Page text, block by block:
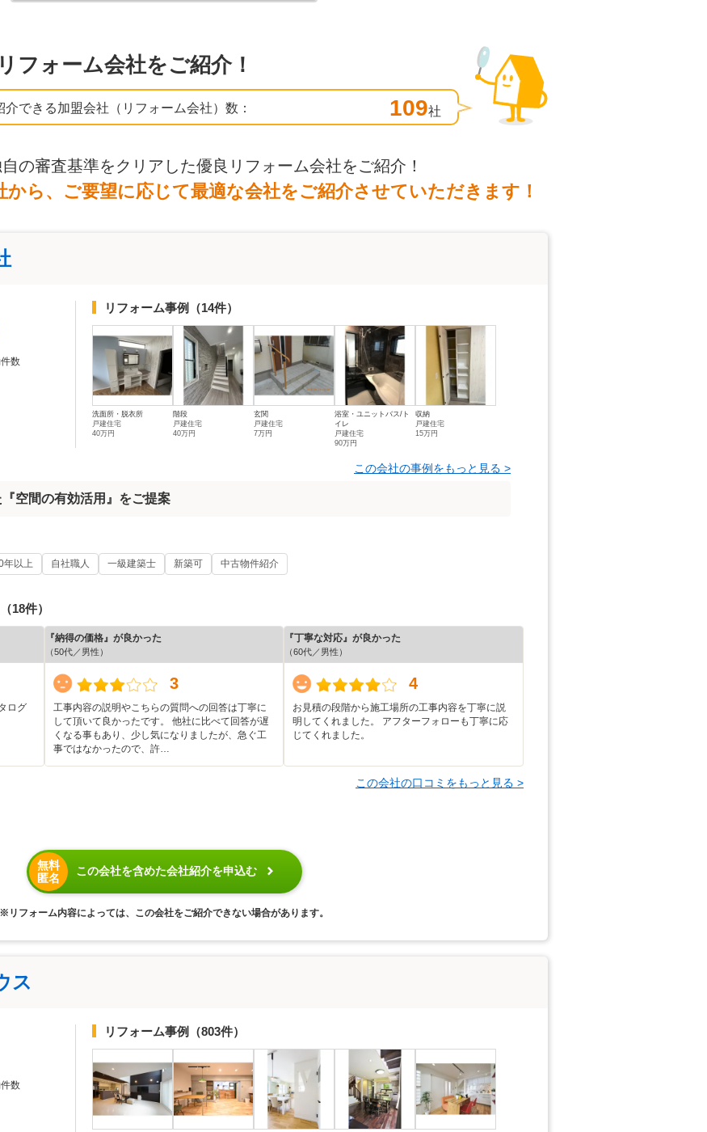
フォーム会社をご紹介！
できる加盟会社（リフォーム会社）数： 109社
の審査基準をクリアした優良リフォーム会社をご紹介！
ら、ご要望に応じて最適な会社をご紹介させていただきます！
数
リフォーム事例 （14件）
洗面所・脱衣所
戸建住宅
40万円
階段
戸建住宅
40万円
玄関
戸建住宅
7万円
浴室・ユニットバス/ト
イレ
戸建住宅
90万円
収納
戸建住宅
15万円
この会社の事例をもっと見る >
空間の有効活用』をご提案
年以上 自社職人 一級建築士 新築可 中古物件紹介
（18件）
ログ
『納得の価格』が良かった
（50代／男性）
3
工事内容の説明やこちらの質問への回答は丁寧に
して頂いて良かったです。 他社に比べて回答が遅
くなる事もあり、少し気になりましたが、急ぐ工
事ではなかったので、許…
『丁寧な対応』が良かった
（60代／男性）
4
お見積の段階から施工場所の工事内容を丁寧に説
明してくれました。 アフターフォローも丁寧に応
じてくれました。
この会社の口コミをもっと見る >
無料
匿名
この会社を含めた会社紹介を申込む
※リフォーム内容によっては、この会社をご紹介できない場合があります。
ス
数
リフォーム事例 （803件）